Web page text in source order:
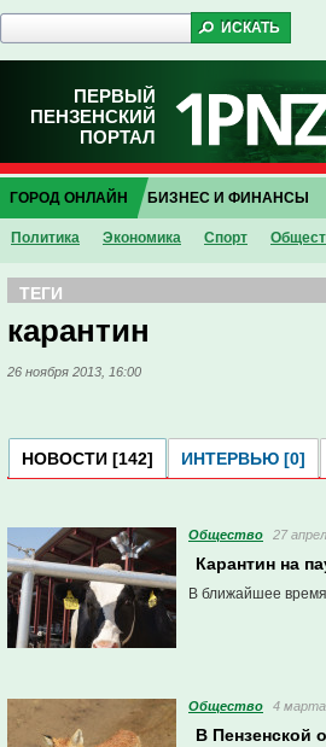
ПЕРВЫЙ
ПЕНЗЕНСКИЙ
ПОРТАЛ
ГОРОД ОНЛАЙН
Политика Экономика Спорт
БИЗНЕС И ФИНАНСЫ
ТЕГИ
карантин
26 ноября 2013, 16:00
НОВОСТИ [142] ИНТЕРВЬЮ [0]
Общество 27
Карантин на
В ближайшее время
Общество 4 марта
В Пензенской